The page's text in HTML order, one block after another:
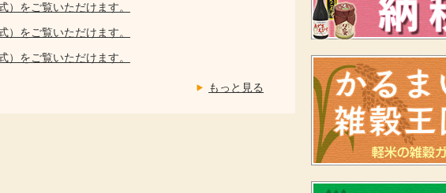
）をご覧いただけます。
）をご覧いただけます。
）をご覧いただけます。
もっと見る